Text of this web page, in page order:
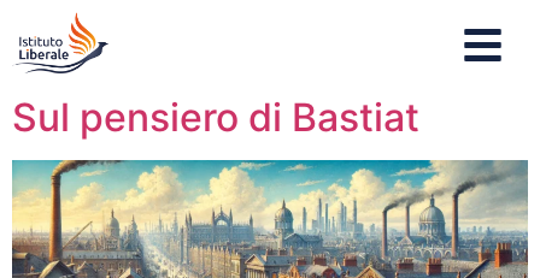
Sul pensiero di Bastiat